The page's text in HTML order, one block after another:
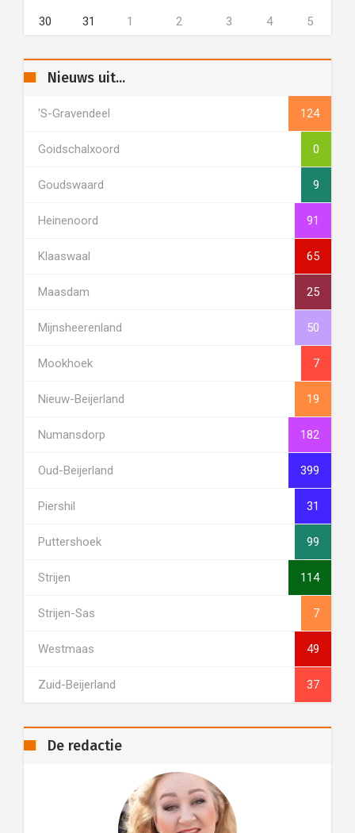
30
31 1 2 3 4 5
Nieuws uit...
's-Gravendeel 124
Goidschalxoord 0
Goudswaard 9
Heinenoord 91
Klaaswaal 65
Maasdam 25
Mijnsheerenland 50
Mookhoek 7
Nieuw-Beijerland 19
Numansdorp 182
Oud-Beijerland 399
Piershil 31
Puttershoek 99
Strijen 114
Strijen-Sas 7
Westmaas 49
Zuid-Beijerland 37
De redactie